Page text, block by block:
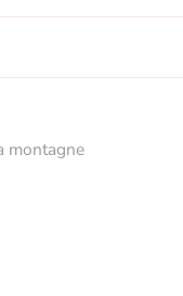
montagne